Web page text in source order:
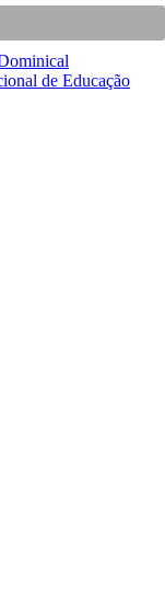
de Educação